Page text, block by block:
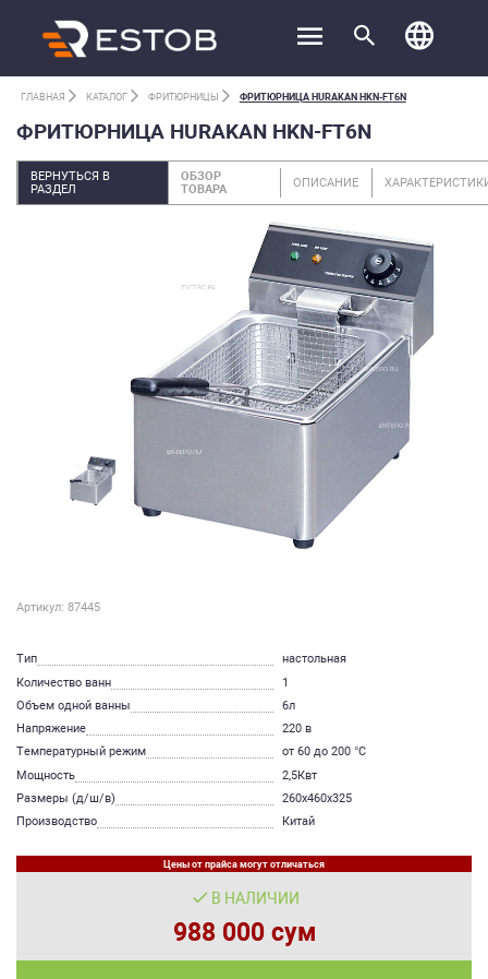
ГЛАВНАЯ КАТАЛОГ ФРИТЮРНИЦЫ ФРИТЮРНИЦА HURAKAN HKN-FT6N
ФРИТЮРНИЦА HURAKAN HKN-FT6N
ВЕРНУТЬСЯ В
РАЗДЕЛ
ОБЗОР
ТОВАРА
ОПИСАНИЕ
Артикул: 87445
Тип
настольная
Количество ванн
1
Объем одной ванны
6л
Напряжение
220 в
Температурный режим
от 60 до 200 °С
Мощность
2,5Квт
Размеры (д/ш/в)
260х460х325
Производство
Китай
Цены от прайса могут отличаться
В НАЛИЧИИ
988 000 сум